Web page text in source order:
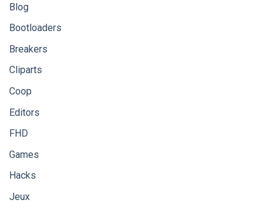
Blog
Bootloaders
Breakers
Cliparts
Coop
Editors
FHD
Games
Hacks
Jeux